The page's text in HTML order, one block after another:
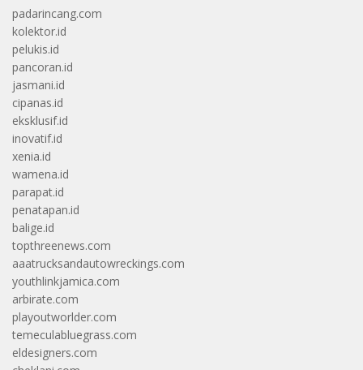
padarincang.com
kolektor.id
pelukis.id
pancoran.id
jasmani.id
cipanas.id
eksklusif.id
inovatif.id
xenia.id
wamena.id
parapat.id
penatapan.id
balige.id
topthreenews.com
aaatrucksandautowreckings.com
youthlinkjamica.com
arbirate.com
playoutworlder.com
temeculabluegrass.com
eldesigners.com